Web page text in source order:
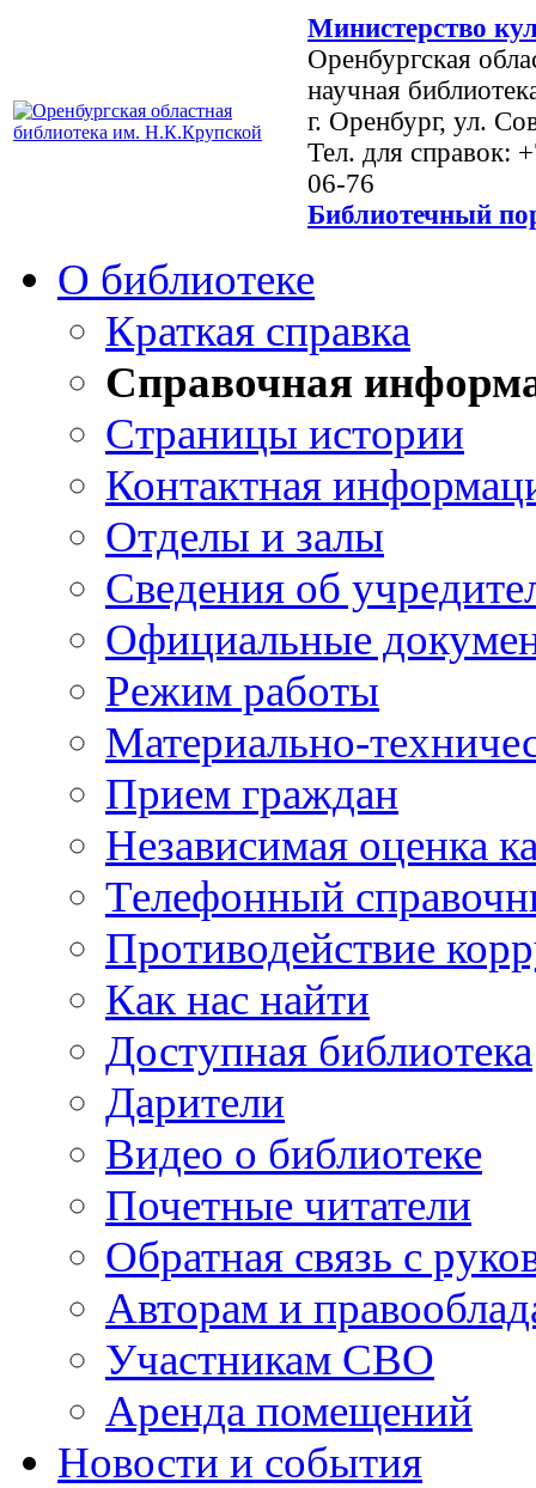
Министерство
Оренбургская
научная
г. Оренбург, ул.
Тел. для справок:
06-76
Библиотечный
О библиотеке
Краткая справка
Справочная
Страницы истории
Контактная
Отделы и залы
Сведения об
Официальные
Режим работы
Материально-
Прием граждан
Независимая оценка
Телефонный
Противодействие
Как нас найти
Доступная библиотека
Дарители
Видео о библиотеке
Почетные читатели
Обратная связь с
Авторам и
Участникам СВО
Аренда помещений
Новости и события